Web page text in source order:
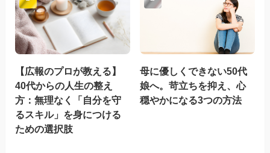
【広報のプロが教える】
40代からの人生の整え
方：無理なく「自分を守
るスキル」を身につける
ための選択肢
母に優しくできない50代
娘へ。苛立ちを抑え、心
穏やかになる3つの方法